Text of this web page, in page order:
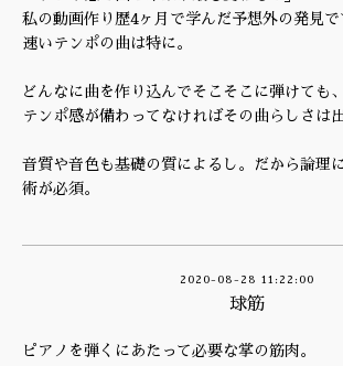
私の動画作り歴4ヶ月で学んだ予想外の発見で
速いテンポの曲は特に。
どんなに曲を作り込んでそこそこに弾けても
テンポ感が備わってなければその曲らしさは出
音質や音色も基礎の質によるし。だから論理
術が必須。
2020-08-28 11:22:00
球筋
ピアノを弾くにあたって必要な掌の筋肉。